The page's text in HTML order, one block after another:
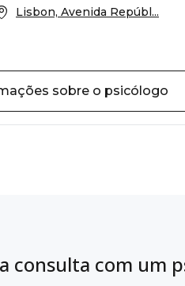
Lisbon, Avenida Repúbl...
sobre o psicólogo
consulta com um